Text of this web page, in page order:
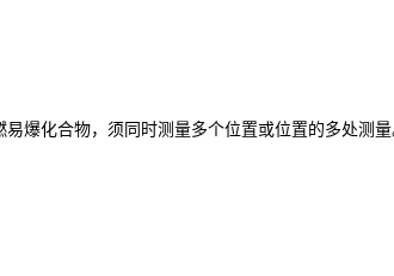
爆化合物，须同时测量多个位置或位置的多处测